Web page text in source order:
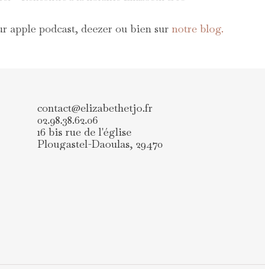
apple podcast, deezer ou bien sur notre blog.
contact@elizabethetjo.fr
02.98.38.62.06
16 bis rue de l'église
Plougastel-Daoulas,29470